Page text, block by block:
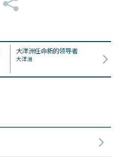
大洋洲任命新的领导者
大洋洲